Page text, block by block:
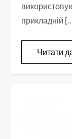
прикладній
Читати